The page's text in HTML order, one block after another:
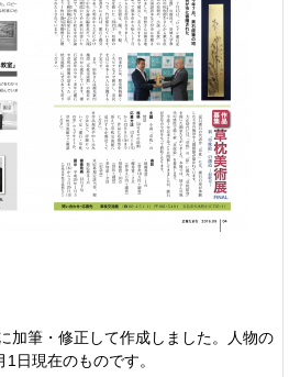
加筆・修正して作成しました。人物の
日現在のものです。